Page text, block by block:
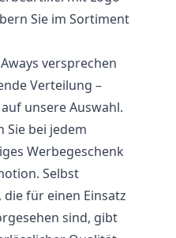
Sie im Sortiment
versprechen
Verteilung –
unsere Auswahl.
Sie bei jedem
Werbegeschenk
Selbst
für einen Einsatz
sind, gibt